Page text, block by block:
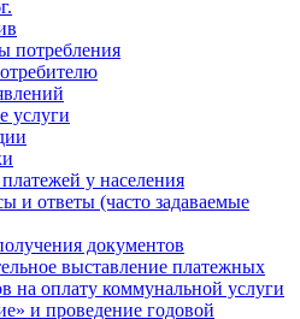
потребления
услуги
у населения
и ответы (часто задаваемые
документов
выставление платежных
на оплату коммунальной услуги
и проведение годовой